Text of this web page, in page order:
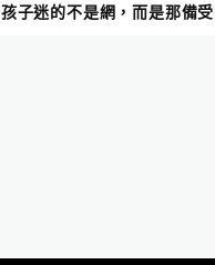
孩子迷的不是網，而是那備